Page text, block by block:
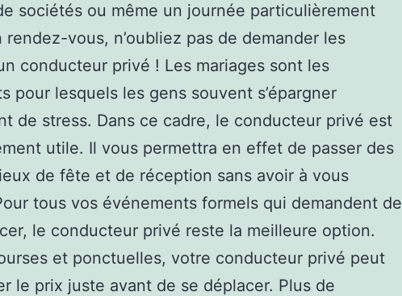
sociétés ou même un journée particulièrement
rendez-vous, n’oubliez pas de demander les
conducteur privé ! Les mariages sont les
pour lesquels les gens souvent s’épargner
de stress. Dans ce cadre, le conducteur privé est
utile. Il vous permettra en effet de passer des
de fête et de réception sans avoir à vous
tous vos événements formels qui demandent de
le conducteur privé reste la meilleure option.
et ponctuelles, votre conducteur privé peut
le prix juste avant de se déplacer. Plus de